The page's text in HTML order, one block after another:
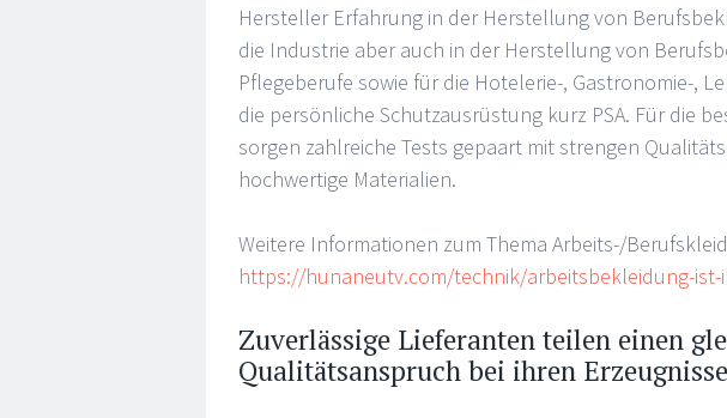
Hersteller Erfahrung in der Herstellung von
die Industrie aber auch in der Herstellung von
Pflegeberufe sowie für die Hotelerie-, Gastronomie-,
die persönliche Schutzausrüstung kurz PSA. Für die
sorgen zahlreiche Tests gepaart mit strengen
hochwertige Materialien.
Weitere Informationen zum Thema Arbeits-/
https://hunaneutv.com/technik/arbeitsbekleidung-
Zuverlässige Lieferanten teilen einen
Qualitätsanspruch bei ihren